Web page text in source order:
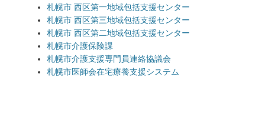
札幌市 西区第一地域包括支援センター
札幌市 西区第三地域包括支援センター
札幌市 西区第二地域包括支援センター
札幌市介護保険課
札幌市介護支援専門員連絡協議会
札幌市医師会在宅療養支援システム